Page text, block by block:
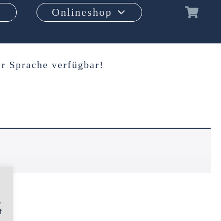
Onlineshop
Sprache verfügbar!